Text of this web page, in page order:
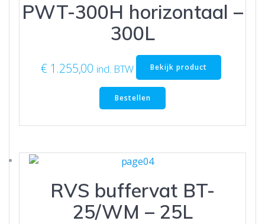
PWT-300H horizontaal –
300L
€ 1.255,00 incl. BTW Bekijk product
Bestellen
RVS buffervat BT-
25/WM – 25L